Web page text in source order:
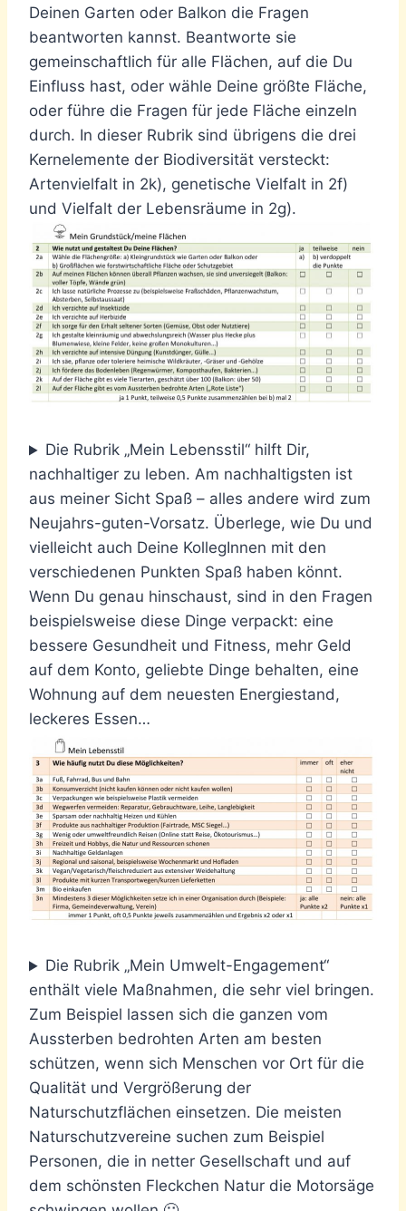
Deinen Garten oder Balkon die Fragen
beantworten kannst. Beantworte sie
gemeinschaftlich für alle Flächen, auf die Du
Einfluss hast, oder wähle Deine größte Fläche,
oder führe die Fragen für jede Fläche einzeln
durch. In dieser Rubrik sind übrigens die drei
Kernelemente der Biodiversität versteckt:
Artenvielfalt in 2k), genetische Vielfalt in 2f)
und Vielfalt der Lebensräume in 2g).
Die Rubrik „Mein Lebensstil“ hilft Dir,
nachhaltiger zu leben. Am nachhaltigsten ist
aus meiner Sicht Spaß – alles andere wird zum
Neujahrs-guten-Vorsatz. Überlege, wie Du und
vielleicht auch Deine KollegInnen mit den
verschiedenen Punkten Spaß haben könnt.
Wenn Du genau hinschaust, sind in den Fragen
beispielsweise diese Dinge verpackt: eine
bessere Gesundheit und Fitness, mehr Geld
auf dem Konto, geliebte Dinge behalten, eine
Wohnung auf dem neuesten Energiestand,
leckeres Essen…
Die Rubrik „Mein Umwelt-Engagement“
enthält viele Maßnahmen, die sehr viel bringen.
Zum Beispiel lassen sich die ganzen vom
Aussterben bedrohten Arten am besten
schützen, wenn sich Menschen vor Ort für die
Qualität und Vergrößerung der
Naturschutzflächen einsetzen. Die meisten
Naturschutzvereine suchen zum Beispiel
Personen, die in netter Gesellschaft und auf
dem schönsten Fleckchen Natur die Motorsäge